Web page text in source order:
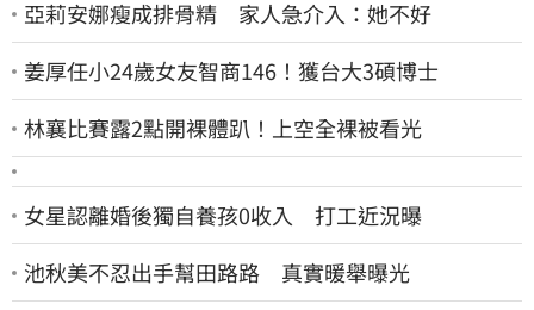
亞莉安娜瘦成排骨精 家人急介入：她不好
姜厚任小24歲女友智商146！獲台大3碩博士
林襄比賽露2點開裸體趴！上空全裸被看光
女星認離婚後獨自養孩0收入 打工近況曝
池秋美不忍出手幫田路路 真實暖舉曝光